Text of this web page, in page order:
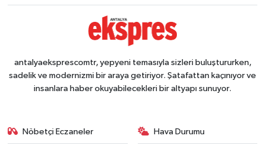
antalyaeksprescomtr, yepyeni temasıyla sizleri buluştururken,
sadelik ve modernizmi bir araya getiriyor. Şatafattan kaçınıyor ve
insanlara haber okuyabilecekleri bir altyapı sunuyor.
Nöbetçi Eczaneler Hava Durumu